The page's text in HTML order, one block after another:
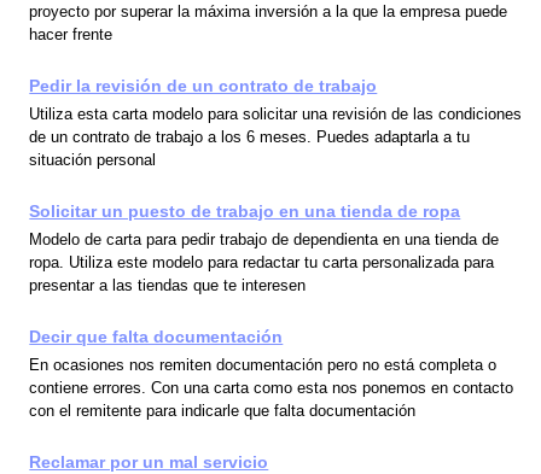
proyecto por superar la máxima inversión a la que la empresa puede
hacer frente
Pedir la revisión de un contrato de trabajo
Utiliza esta carta modelo para solicitar una revisión de las condiciones
de un contrato de trabajo a los 6 meses. Puedes adaptarla a tu
situación personal
Solicitar un puesto de trabajo en una tienda de ropa
Modelo de carta para pedir trabajo de dependienta en una tienda de
ropa. Utiliza este modelo para redactar tu carta personalizada para
presentar a las tiendas que te interesen
Decir que falta documentación
En ocasiones nos remiten documentación pero no está completa o
contiene errores. Con una carta como esta nos ponemos en contacto
con el remitente para indicarle que falta documentación
Reclamar por un mal servicio